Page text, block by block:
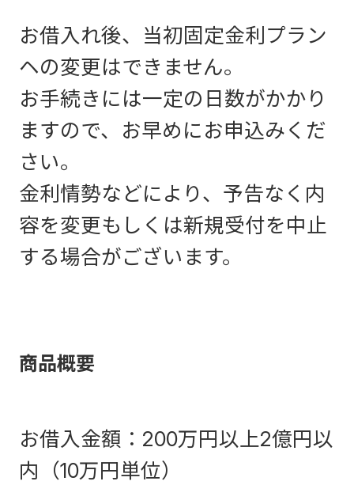
お借入れ後、当初固定金利プラン
ヘの変更はできません。
お手続きには一定の日数がかかり
ますので、お早めにお申込みくだ
さい。
金利情勢などにより、予告なく内
容を変更もしくは新規受付を中止
する場合がございます。
商品概要
お借入金額：200万円以上2億円以
内（10万円単位）